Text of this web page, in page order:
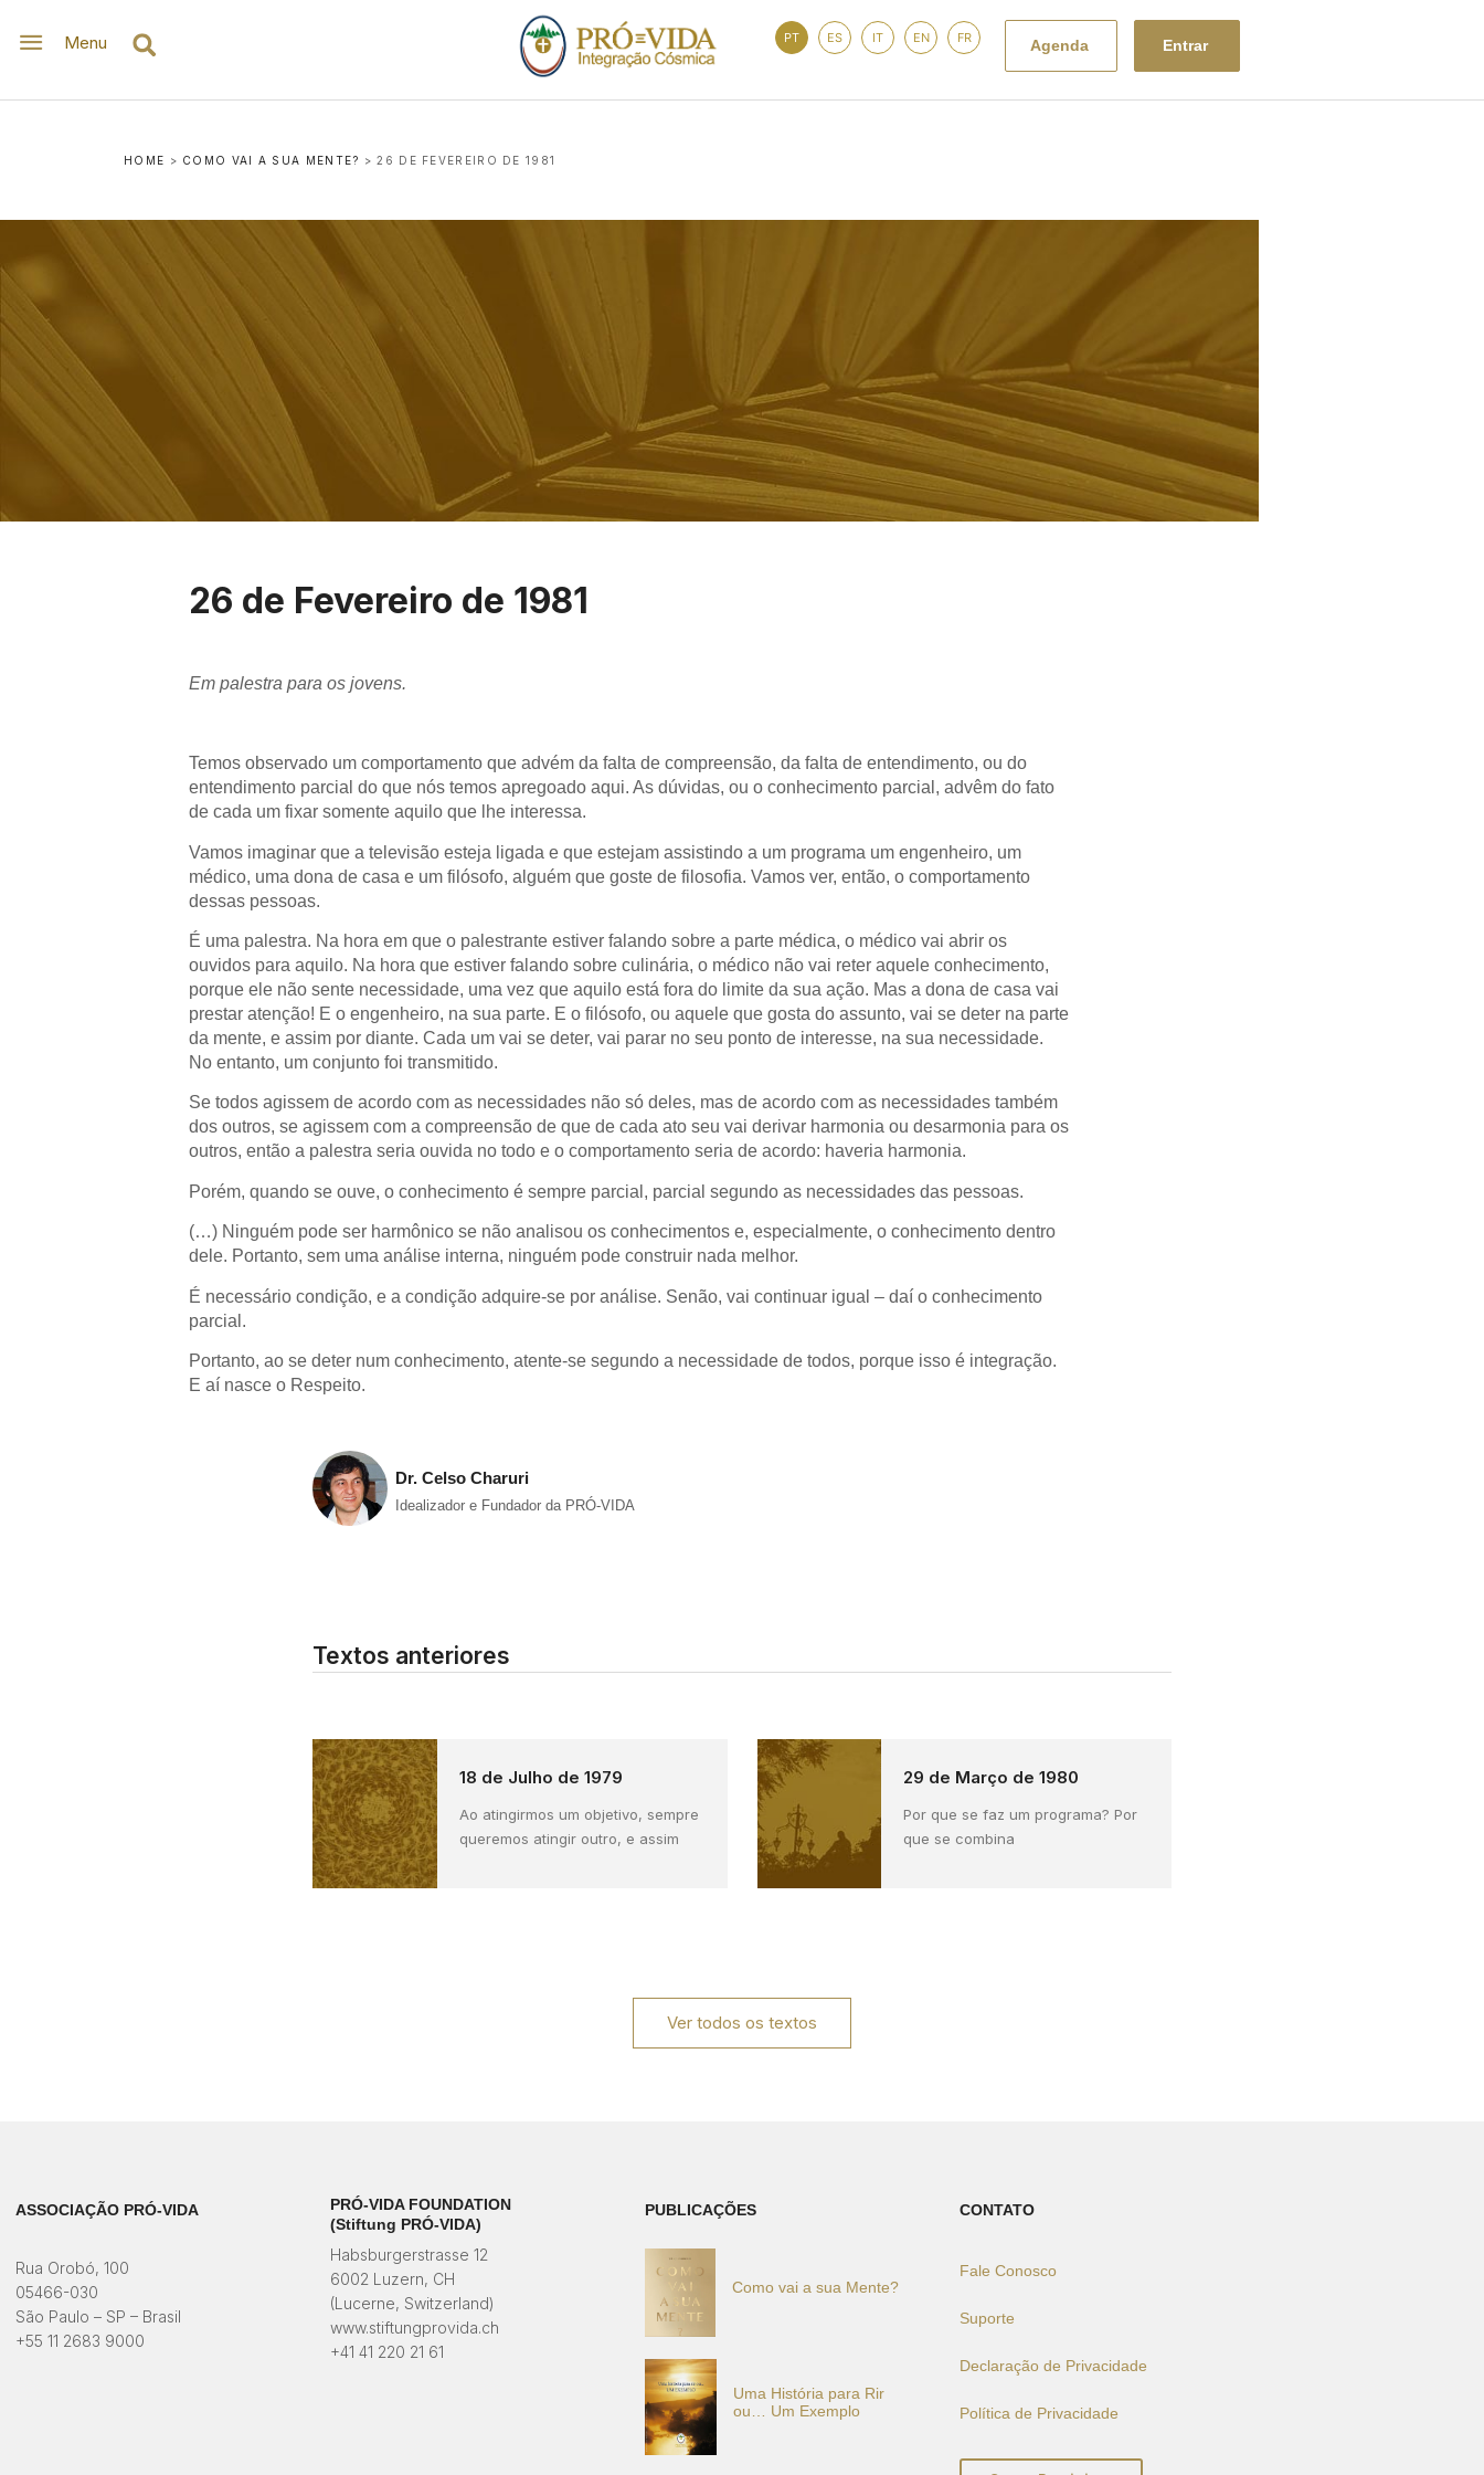
Menu PT ES IT EN FR Agenda Entrar
HOME > COMO VAI A SUA MENTE? >26 DE FEVEREIRO DE 1981
26 de Fevereiro de 1981
Em palestra para os jovens.
Temos observado um comportamento que advém da falta de compreensão, da falta de entendimento, ou do
entendimento parcial do que nós temos apregoado aqui. As dúvidas, ou o conhecimento parcial, advêm do fato
de cada um fixar somente aquilo que lhe interessa.
Vamos imaginar que a televisão esteja ligada e que estejam assistindo a um programa um engenheiro, um
médico, uma dona de casa e um filósofo, alguém que goste de filosofia. Vamos ver, então, o comportamento
dessas pessoas.
É uma palestra. Na hora em que o palestrante estiver falando sobre a parte médica, o médico vai abrir os
ouvidos para aquilo. Na hora que estiver falando sobre culinária, o médico não vai reter aquele conhecimento,
porque ele não sente necessidade, uma vez que aquilo está fora do limite da sua ação. Mas a dona de casa vai
prestar atenção! E o engenheiro, na sua parte. E o filósofo, ou aquele que gosta do assunto, vai se deter na parte
da mente, e assim por diante. Cada um vai se deter, vai parar no seu ponto de interesse, na sua necessidade.
No entanto, um conjunto foi transmitido.
Se todos agissem de acordo com as necessidades não só deles, mas de acordo com as necessidades também
dos outros, se agissem com a compreensão de que de cada ato seu vai derivar harmonia ou desarmonia para os
outros, então a palestra seria ouvida no todo e o comportamento seria de acordo: haveria harmonia.
Porém, quando se ouve, o conhecimento é sempre parcial, parcial segundo as necessidades das pessoas.
(…) Ninguém pode ser harmônico se não analisou os conhecimentos e, especialmente, o conhecimento dentro
dele. Portanto, sem uma análise interna, ninguém pode construir nada melhor.
É necessário condição, e a condição adquire-se por análise. Senão, vai continuar igual – daí o conhecimento
parcial.
Portanto, ao se deter num conhecimento, atente-se segundo a necessidade de todos, porque isso é integração.
E aí nasce o Respeito.
Dr. Celso Charuri
Idealizador e Fundador da PRÓ-VIDA
Textos anteriores
18 de Julho de 1979
Ao atingirmos um objetivo, sempre
queremos atingir outro, e assim
29 de Março de 1980
Por que se faz um programa? Por
que se combina
Ver todos os textos
ASSOCIAÇÃO PRÓ-VIDA
Rua Orobó, 100
05466-030
São Paulo – SP – Brasil
+55 11 2683 9000
PRÓ-VIDA FOUNDATION
(Stiftung PRÓ-VIDA)
Habsburgerstrasse 12
6002 Luzern, CH
(Lucerne, Switzerland)
www.stiftungprovida.ch
+41 41 220 21 61
PUBLICAÇÕES
Como vai a sua Mente?
Uma História para Rir
ou… Um Exemplo
CONTATO
Fale Conosco
Suporte
Declaração de Privacidade
Política de Privacidade